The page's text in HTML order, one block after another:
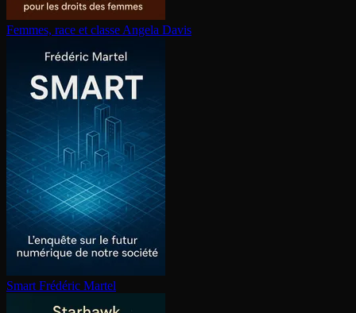
Femmes, race et classe Angela Davis
Smart Frédéric Martel